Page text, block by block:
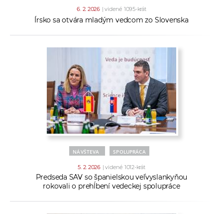
6. 2. 2026 | videné 1095-krát
Írsko sa otvára mladým vedcom zo Slovenska
NÁVŠTEVA SPOLUPRÁCA
5. 2. 2026 | videné 1012-krát
Predseda SAV so španielskou veľvyslankyňou
rokovali o prehĺbení vedeckej spolupráce